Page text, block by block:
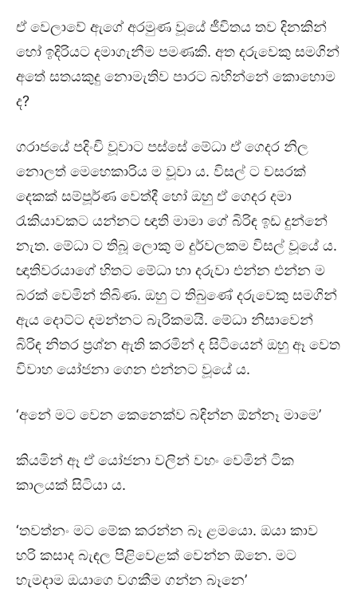
ඒ වෙලාවේ ඇගේ අරමුණ වූයේ ජීවිතය තව දිනකින්
හෝ ඉදිරියට දමාගැනීම පමණකි. අත දරුවෙකු සමගින්
අතේ සතයකුදු නොමැතිව පාරට බහින්නේ කොහොම
ද?
ගරාජයේ පදිංචි වූවාට පස්සේ මේධා ඒ ගෙදර නිල
නොලත් මෙහෙකාරිය ම වූවා ය. විසල් ට වසරක්
දෙකක් සම්පූර්ණ වෙත්දී හෝ ඔහු ඒ ගෙදර දමා
රැකියාවකට යන්නට ඥාති මාමා ගේ බිරිඳ ඉඩ දුන්නේ
නැත. මේධා ට තිබූ ලොකු ම දුර්වලකම විසල් වූයේ ය.
ඥාතිවරයාගේ හිතට මේධා හා දරුවා එන්න එන්න ම
බරක් වෙමින් තිබිණ. ඔහු ට තිබුණේ දරුවෙකු සමගින්
ඇය දොට්ට දමන්නට බැරිකමයි. මේධා නිසාවෙන්
බිරිඳ නිතර ප්‍රශ්න ඇති කරමින් ද සිටියෙන් ඔහු ඈ වෙත
විවාහ යෝජනා ගෙන එන්නට වූයේ ය.
‘අනේ මට වෙන කෙනෙක්ව බඳින්න ඕන්නෑ මාමෙ’
කියමින් ඈ ඒ යෝජනා වලින් වහං වෙමින් ටික
කාලයක් සිටියා ය.
‘තවත්නං මට මේක කරන්න බෑ ළමයො. ඔයා කාව
හරි කසාද බැඳල පිළිවෙළක් වෙන්න ඕනෙ. මට
හැමදාම ඔයාගෙ වගකීම ගන්න බෑනෙ’